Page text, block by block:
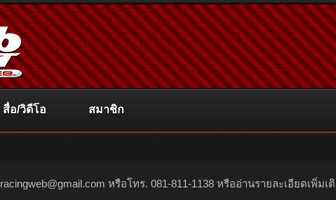
racingweb@gmail.com หรือโทร. 081-811-1138 หรืออ่านรายละเอียดเพิ่ม
สื่อ/วิดีโอ สมาชิก